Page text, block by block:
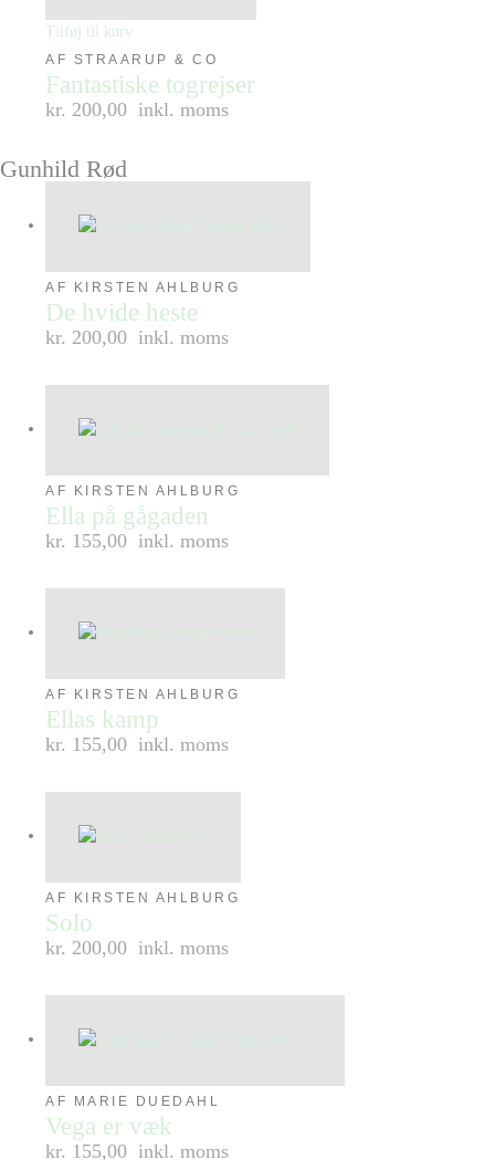
Tilføj til kurv
AF STRAARUP & CO
Fantastiske togrejser
kr. 200,00 inkl. moms
Gunhild Rød
AF KIRSTEN AHLBURG
De hvide heste
kr. 200,00 inkl. moms
AF KIRSTEN AHLBURG
Ella på gågaden
kr. 155,00 inkl. moms
AF KIRSTEN AHLBURG
Ellas kamp
kr. 155,00 inkl. moms
AF KIRSTEN AHLBURG
Solo
kr. 200,00 inkl. moms
AF MARIE DUEDAHL
Vega er væk
kr. 155,00 inkl. moms